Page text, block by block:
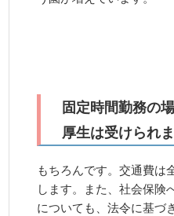
固定時間勤務の
厚生は受けられ
もちろんです。交通費は
します。また、社会保険
についても、法令に基づ